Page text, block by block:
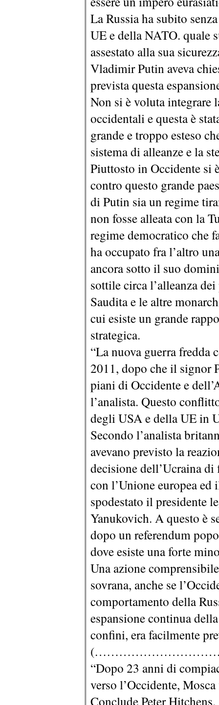
La Russia ha subito
UE e della NATO. quale
assestato alla sua
Vladimir Putin aveva
prevista questa
Non si è voluta integrare
occidentali e questa è
grande e troppo esteso
sistema di alleanze e la
Piuttosto in Occidente si
contro questo grande
di Putin sia un regime
non fosse alleata con la
regime democratico che
ha occupato fra l’altro
ancora sotto il suo
sottile circa l’alleanza
Saudita e le altre
cui esiste un grande
strategica.
“La nuova guerra fredda
2011, dopo che il signor
piani di Occidente e
l’analista. Questo
degli USA e della UE in
Secondo l’analista
avevano previsto la
decisione dell’Ucraina
con l’Unione europea
spodestato il presidente
Yanukovich. A questo è
dopo un referendum
dove esiste una forte
Una azione
sovrana, anche se
comportamento della
espansione continua
confini, era facilmente
“Dopo 23 anni di
verso l’Occidente,
Conclude Peter Hitchens.